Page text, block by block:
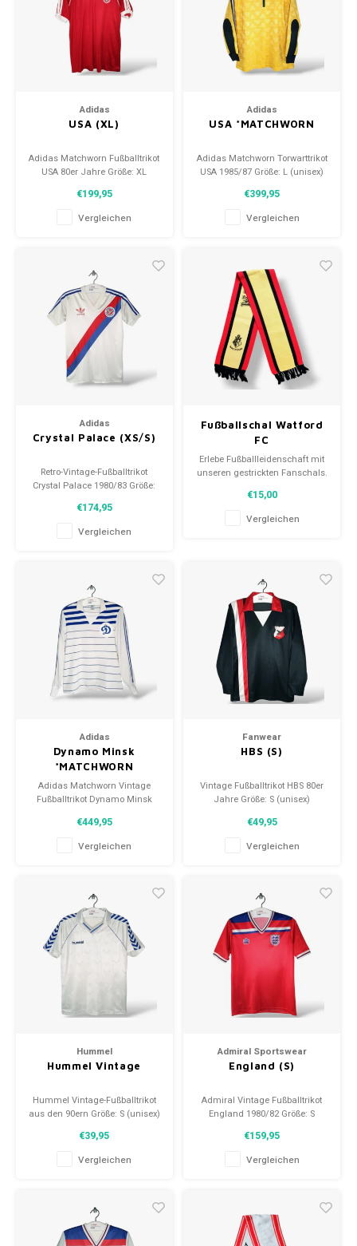
Adidas
USA (XL)
Adidas Matchworn Fußballtrikot
USA 80er Jahre Größe: XL
(gebraucht)
€199,95
Vergleichen
Adidas
USA *MATCHWORN
Adidas Matchworn Torwarttrikot
USA 1985/87 Größe: L (unisex)
€399,95
Vergleichen
Adidas
Crystal Palace (XS/S)
Retro-Vintage-Fußballtrikot
Crystal Palace 1980/83 Größe:
des Hemdes: 9/10 (gebraucht)
€174,95
Vergleichen
Fußballschal Watford
FC
Erlebe Fußballleidenschaft mit
unseren gestrickten Fanschals.
Spielernamen, jedes erzählt
eine Geschichte. Wähle aus
gebrauchten und neuen Schals
Fanschals!
€15,00
Vergleichen
Adidas
Dynamo Minsk
*MATCHWORN
Adidas Matchworn Vintage
Fußballtrikot Dynamo Minsk
Zustand: 7,5/10 (getragen)
€449,95
Vergleichen
Fanwear
HBS (S)
Vintage Fußballtrikot HBS 80er
Jahre Größe: S (unisex)
€49,95
Vergleichen
Hummel
Hummel Vintage
Hummel Vintage-Fußballtrikot
aus den 90ern Größe: S (unisex)
€39,95
Vergleichen
Admiral Sportswear
England (S)
Admiral Vintage Fußballtrikot
England 1980/82 Größe: S
(gebraucht)
€159,95
Vergleichen